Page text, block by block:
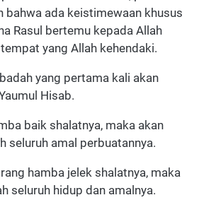
bahwa ada keistimewaan khusus
Rasul bertemu kepada Allah
yang Allah kehendaki.
yang pertama kali akan
Hisab.
baik shalatnya, maka akan
seluruh amal perbuatannya.
hamba jelek shalatnya, maka
seluruh hidup dan amalnya.